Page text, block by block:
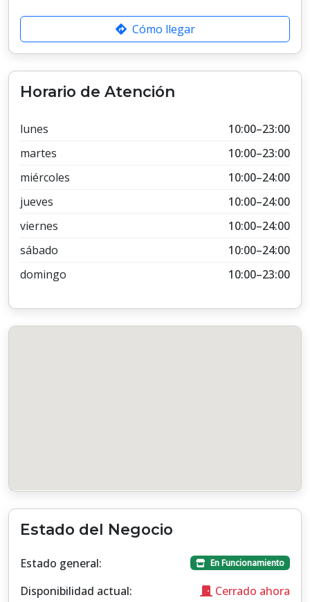
Cómo llegar
Horario de Atención
lunes
10:00–23:00
martes
10:00–23:00
miércoles
10:00–24:00
jueves
10:00–24:00
viernes
10:00–24:00
sábado
10:00–24:00
domingo
10:00–23:00
Estado del Negocio
Estado general: En Funcionamiento
Disponibilidad actual:
Cerrado ahora